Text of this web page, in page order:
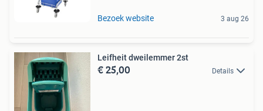
Bezoek website 3 aug 26
Leifheit dweilemmer 2st
€ 25,00 Details